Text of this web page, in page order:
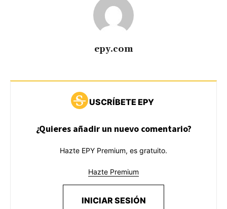
epy.com
USCRÍBETE EPY
¿Quieres añadir un nuevo comentario?
Hazte EPY Premium, es gratuito.
Hazte Premium
INICIAR SESIÓN